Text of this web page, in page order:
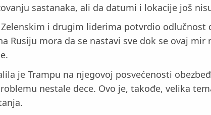
sastanaka, ali da datumi i lokacije još
i drugim liderima potvrdio odlučnost
Rusiju mora da se nastavi sve dok se ovaj mir
je Trampu na njegovoj posvećenosti
nestale dece. Ovo je, takođe, velika